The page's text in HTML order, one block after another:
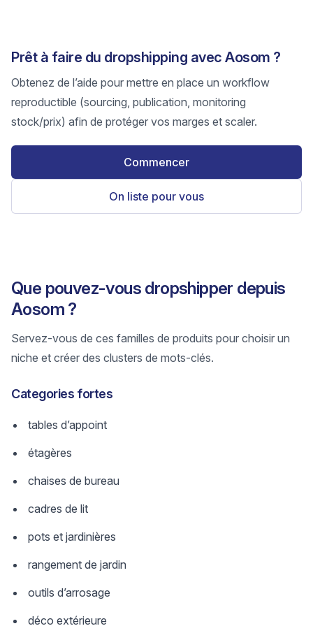
Prêt à faire du dropshipping avec Aosom ?
Obtenez de l’aide pour mettre en place un workflow
reproductible (sourcing, publication, monitoring
stock/prix) afin de protéger vos marges et scaler.
Commencer
On liste pour vous
Que pouvez-vous dropshipper depuis
Aosom ?
Servez-vous de ces familles de produits pour choisir un
niche et créer des clusters de mots-clés.
Categories fortes
tables d’appoint
étagères
chaises de bureau
cadres de lit
pots et jardinières
rangement de jardin
outils d’arrosage
déco extérieure